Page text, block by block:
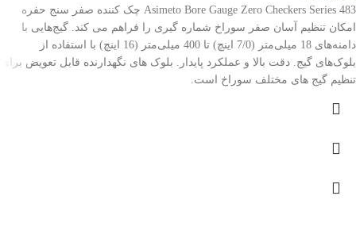
Asimeto Bore Gauge Zero Checkers Series 483 چک کننده صفر سنج حفره
امکان تنظیم آسان صفر سوراخ شماره گیری را فراهم می کند. گیج‌هایی با
دامنه‌های 18 میلی‌متر (7/0 اینچ) تا 400 میلی‌متر (16 اینچ) با استفاده از
بلوک‌های گیج. دقت بالا و عملکرد پایدار. بلوک های نگهدارنده قابل تعویض برای
تنظیم گیج های مختلف سوراخ است.